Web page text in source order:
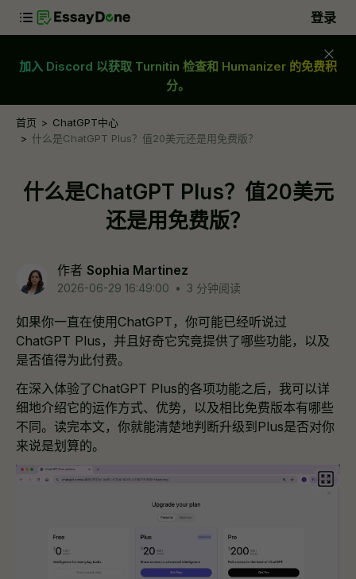
登录
加入 Discord 以获取 Turnitin 检查和 Humanizer 的免费积
分。
首页
ChatGPT中心
什么是ChatGPT Plus？值20美元还是用免费版？
什么是ChatGPT Plus？值20美元
还是用免费版？
作者 Sophia Martinez
2026-06-29 16:49:00 • 3 分钟阅读
如果你一直在使用ChatGPT，你可能已经听说过
ChatGPT Plus，并且好奇它究竟提供了哪些功能，以及
是否值得为此付费。
在深入体验了ChatGPT Plus的各项功能之后，我可以详
细地介绍它的运作方式、优势，以及相比免费版本有哪些
不同。读完本文，你就能清楚地判断升级到Plus是否对你
来说是划算的。